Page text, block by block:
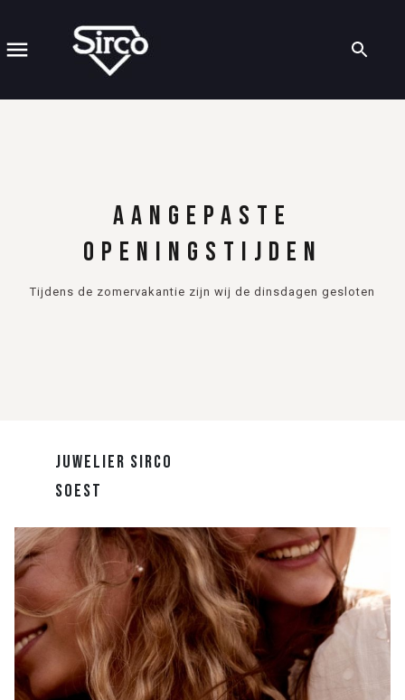
Mijn
winkelwagen
AANGEPASTE
OPENINGSTIJDEN
Tijdens de zomervakantie zijn wij de dinsdagen gesloten
JUWELIER SIRCO
SOEST